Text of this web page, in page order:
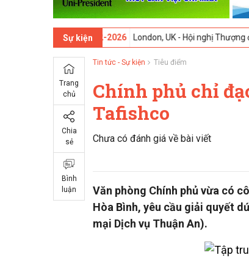
Sự kiện
09-02-2026 London, UK - Hội nghị Thượng đỉnh Đổi
Trang
chủ
Chia
sẻ
Bình
luận
Tin tức - Sự kiện Tiêu điểm
Chính phủ chỉ
Tafishco
Chưa có đánh giá về bài viết
Văn phòng Chính phủ vừa có
Hòa Bình, yêu cầu giải quyết
mại Dịch vụ Thuận An).